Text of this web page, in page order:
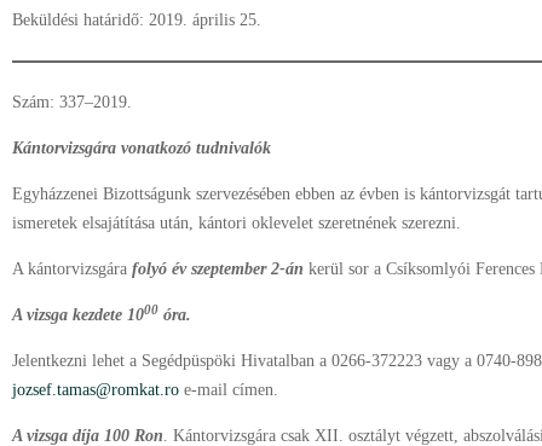
Beküldési határidő: 2019. április 25.
Szám: 337–2019.
Kántorvizsgára vonatkozó tudnivalók
Egyházzenei Bizottságunk szervezésében ebben az évben is kántorvizsgát
ismeretek elsajátítása után, kántori oklevelet szeretnének szerezni.
A kántorvizsgára folyó év szeptember 2-án kerül sor a Csíksomlyói Ferences
A vizsga kezdete 1000 óra.
Jelentkezni lehet a Segédpüspöki Hivatalban a 0266-372223 vagy a 0740-
jozsef.tamas@romkat.ro e-mail címen.
A vizsga díja 100 Ron. Kántorvizsgára csak XII. osztályt végzett,